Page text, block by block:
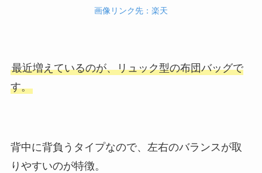
画像リンク先：楽天
最近増えているのが、リュック型の布団バッグで
す。
背中に背負うタイプなので、左右のバランスが取
りやすいのが特徴。